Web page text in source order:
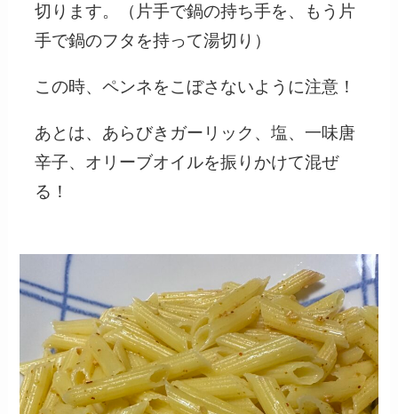
切ります。（片手で鍋の持ち手を、もう片
手で鍋のフタを持って湯切り）
この時、ペンネをこぼさないように注意！
あとは、あらびきガーリック、塩、一味唐
辛子、オリーブオイルを振りかけて混ぜ
る！